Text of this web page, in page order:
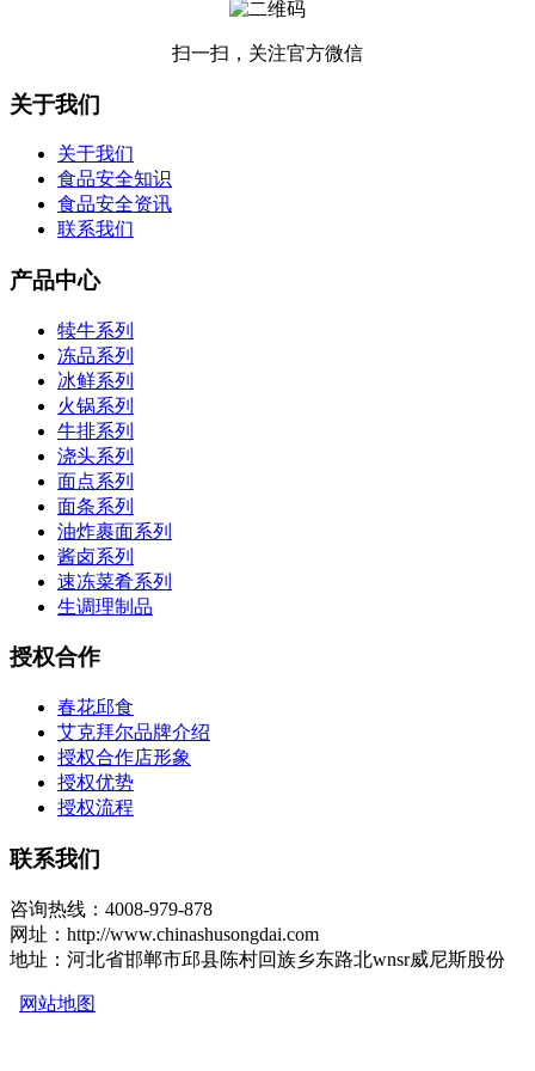
扫一扫，关注官方微信
关于我们
关于我们
食品安全知识
食品安全资讯
联系我们
产品中心
犊牛系列
冻品系列
冰鲜系列
火锅系列
牛排系列
浇头系列
面点系列
面条系列
油炸裹面系列
酱卤系列
速冻菜肴系列
生调理制品
授权合作
春花邱食
艾克拜尔品牌介绍
授权合作店形象
授权优势
授权流程
联系我们
咨询热线：4008-979-878
网址：http://www.chinashusongdai.com
地址：河北省邯郸市邱县陈村回族乡东路北wnsr威尼斯股份
网站地图